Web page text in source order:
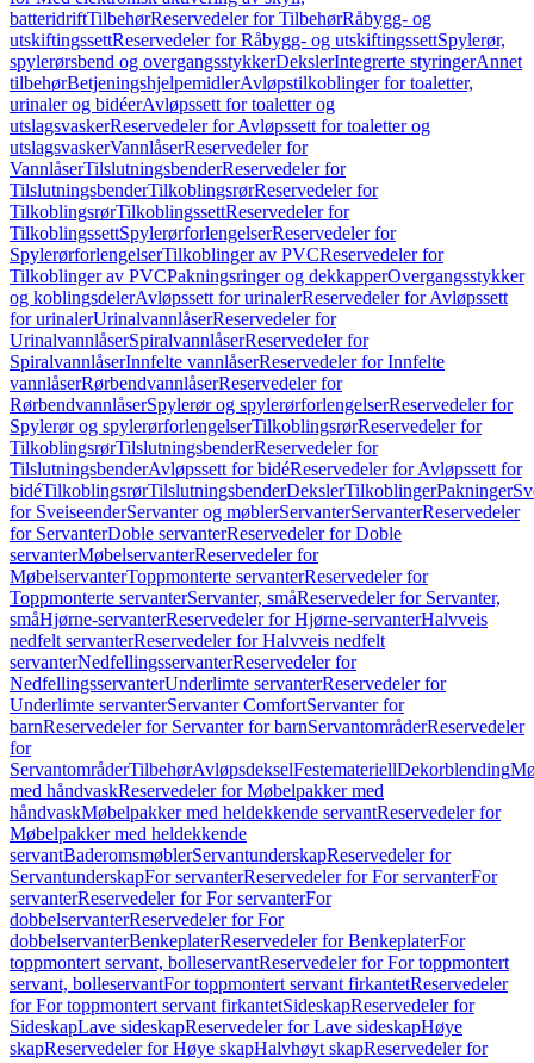
batteridriftTilbehørReservedeler for TilbehørRåbygg- og
utskiftingssettReservedeler for Råbygg- og utskiftingssettSpylerør,
spylerørsbend og overgangsstykkerDekslerIntegrerte styringerAnnet
tilbehørBetjeningshjelpemidlerAvløpstilkoblinger for toaletter,
urinaler og bidéerAvløpssett for toaletter og
utslagsvaskerReservedeler for Avløpssett for toaletter og
utslagsvaskerVannlåserReservedeler for
VannlåserTilslutningsbenderReservedeler for
TilslutningsbenderTilkoblingsrørReservedeler for
TilkoblingsrørTilkoblingssettReservedeler for
TilkoblingssettSpylerørforlengelserReservedeler for
SpylerørforlengelserTilkoblinger av PVCReservedeler for
Tilkoblinger av PVCPakningsringer og dekkapperOvergangsstykker
og koblingsdelerAvløpssett for urinalerReservedeler for Avløpssett
for urinalerUrinalvannlåserReservedeler for
UrinalvannlåserSpiralvannlåserReservedeler for
SpiralvannlåserInnfelte vannlåserReservedeler for Innfelte
vannlåserRørbendvannlåserReservedeler for
RørbendvannlåserSpylerør og spylerørforlengelserReservedeler for
Spylerør og spylerørforlengelserTilkoblingsrørReservedeler for
TilkoblingsrørTilslutningsbenderReservedeler for
TilslutningsbenderAvløpssett for bidéReservedeler for Avløpssett for
bidéTilkoblingsrørTilslutningsbenderDekslerTilkoblingerPakninger
for SveiseenderServanter og møblerServanterServanterReservedeler
for ServanterDoble servanterReservedeler for Doble
servanterMøbelservanterReservedeler for
MøbelservanterToppmonterte servanterReservedeler for
Toppmonterte servanterServanter, småReservedeler for Servanter,
småHjørne-servanterReservedeler for Hjørne-servanterHalvveis
nedfelt servanterReservedeler for Halvveis nedfelt
servanterNedfellingsservanterReservedeler for
NedfellingsservanterUnderlimte servanterReservedeler for
Underlimte servanterServanter ComfortServanter for
barnReservedeler for Servanter for barnServantområderReservedeler
for
ServantområderTilbehørAvløpsdekselFestemateriellDekorblending
med håndvaskReservedeler for Møbelpakker med
håndvaskMøbelpakker med heldekkende servantReservedeler for
Møbelpakker med heldekkende
servantBaderomsmøblerServantunderskapReservedeler for
ServantunderskapFor servanterReservedeler for For servanterFor
servanterReservedeler for For servanterFor
dobbelservanterReservedeler for For
dobbelservanterBenkeplaterReservedeler for BenkeplaterFor
toppmontert servant, bolleservantReservedeler for For toppmontert
servant, bolleservantFor toppmontert servant firkantetReservedeler
for For toppmontert servant firkantetSideskapReservedeler for
SideskapLave sideskapReservedeler for Lave sideskapHøye
skapReservedeler for Høye skapHalvhøyt skapReservedeler for